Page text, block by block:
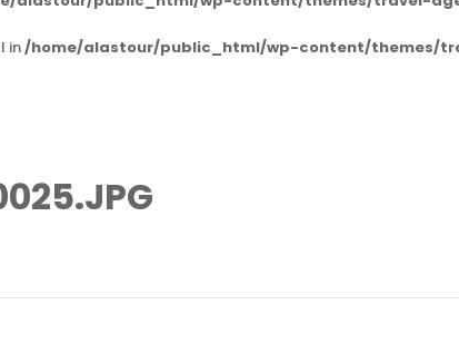
in/home/alastour/public_html/wp-content/themes/